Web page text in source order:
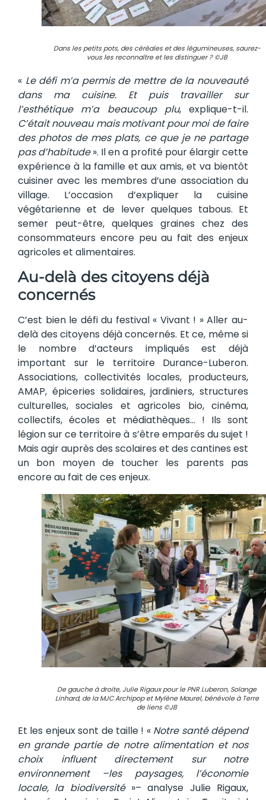
Dans les petits pots, des céréales et des légumineuses, saurez-
vous les reconnaître et les distinguer ? ©JB
« Le défi m’a permis de mettre de la nouveauté
dans ma cuisine. Et puis travailler sur
l’esthétique m’a beaucoup plu, explique-t-il.
C’était nouveau mais motivant pour moi de faire
des photos de mes plats, ce que je ne partage
pas d’habitude». Il en a profité pour élargir cette
expérience à la famille et aux amis, et va bientôt
cuisiner avec les membres d’une association du
village. L’occasion d’expliquer la cuisine
végétarienne et de lever quelques tabous. Et
semer peut-être, quelques graines chez des
consommateurs encore peu au fait des enjeux
agricoles et alimentaires.
Au-delà des citoyens déjà
concernés
C’est bien le défi du festival « Vivant ! » Aller au-
delà des citoyens déjà concernés. Et ce, même si
le nombre d’acteurs impliqués est déjà
important sur le territoire Durance-Luberon.
Associations, collectivités locales, producteurs,
AMAP, épiceries solidaires, jardiniers, structures
culturelles, sociales et agricoles bio, cinéma,
collectifs, écoles et médiathèques… ! Ils sont
légion sur ce territoire à s’être emparés du sujet !
Mais agir auprès des scolaires et des cantines est
un bon moyen de toucher les parents pas
encore au fait de ces enjeux.
De gauche à droite, Julie Rigaux pour le PNR Luberon, Solange
Linhard, de la MJC Archipop et Mylène Maurel, bénévole à Terre
de liens ©JB
Et les enjeux sont de taille ! « Notre santé dépend
en grande partie de notre alimentation et nos
choix influent directement sur notre
environnement –les paysages, l’économie
locale, la biodiversité»– analyse Julie Rigaux,